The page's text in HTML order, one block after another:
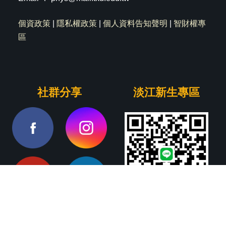
個資政策 隱私權政策 個人資料告知聲明
智財權專
區
社群分享 淡江新生專區